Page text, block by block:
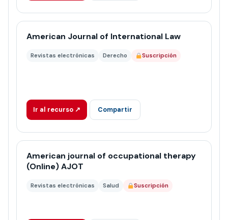
American Journal of International Law
Revistas electrónicas Derecho Suscripción
Ir al recurso ↗ Compartir
American journal of occupational therapy
(Online) AJOT
Revistas electrónicas Salud Suscripción